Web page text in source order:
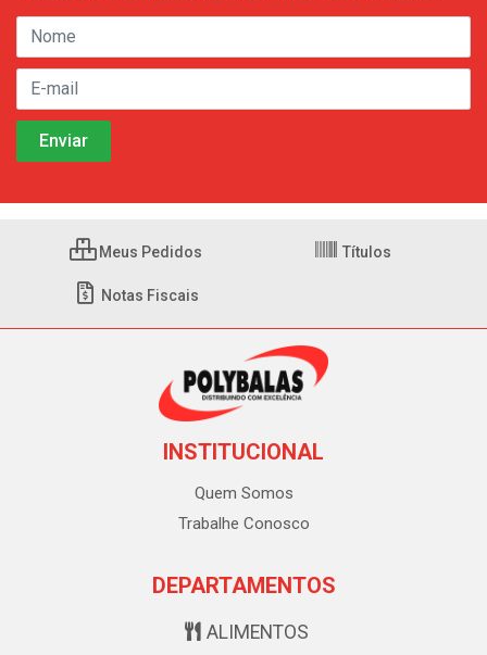
Meus Pedidos Títulos
Notas Fiscais
INSTITUCIONAL
Quem Somos
Trabalhe Conosco
DEPARTAMENTOS
ALIMENTOS